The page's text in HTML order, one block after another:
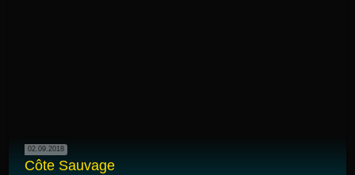
02.09.2018
Côte Sauvage